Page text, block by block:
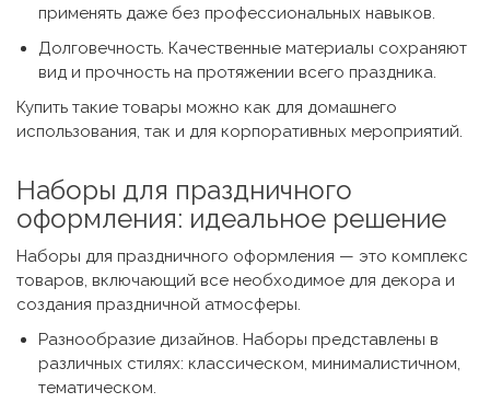
применять даже без профессиональных навыков.
Долговечность. Качественные материалы сохраняют
вид и прочность на протяжении всего праздника.
Купить такие товары можно как для домашнего
использования, так и для корпоративных мероприятий.
Наборы для праздничного
оформления: идеальное решение
Наборы для праздничного оформления — это комплекс
товаров, включающий все необходимое для декора и
создания праздничной атмосферы.
Разнообразие дизайнов. Наборы представлены в
различных стилях: классическом, минималистичном,
тематическом.